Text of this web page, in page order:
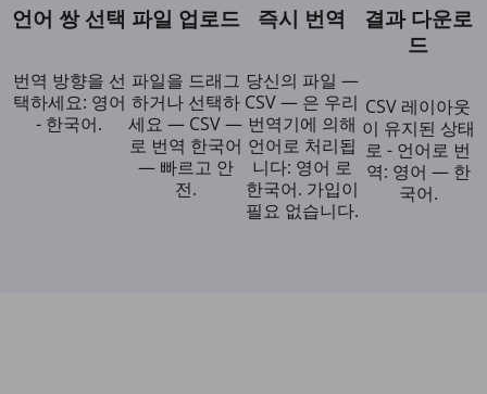
언어 쌍 선택
번역 방향을 선
택하세요: 영어
- 한국어.
파일 업로드
파일을 드래그
하거나 선택하
세요 — CSV —
로 번역 한국어
— 빠르고 안
전.
즉시 번역
당신의 파일 —
CSV — 은 우리
번역기에 의해
언어로 처리됩
니다: 영어 로
한국어. 가입이
필요 없습니다.
결과 다운로
드
CSV 레이아웃
이 유지된 상태
로 - 언어로 번
역: 영어 — 한
국어.